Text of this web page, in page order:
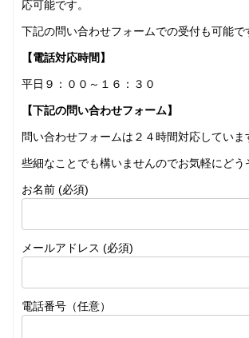
応可能です。
下記の問い合わせフォームでの受付も可能で
【電話対応時間】
平日９：００～１６：３０
【下記の問い合わせフォーム】
問い合わせフォームは２４時間対応していま
些細なことでも構いませんのでお気軽にどう
お名前 (必須)
メールアドレス (必須)
電話番号（任意）